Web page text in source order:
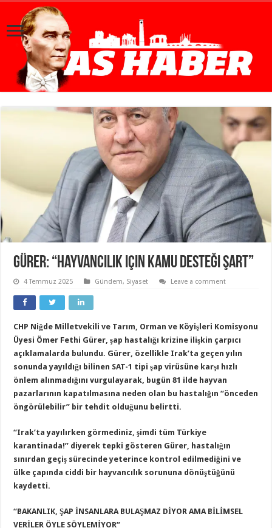
Gürer: “Hayvancılık için kamu desteği şart”
4 Temmuz 2025 Gündem, Siyaset Leave a comment
CHP Niğde Milletvekili ve Tarım, Orman ve Köyişleri Komisyonu
Üyesi Ömer Fethi Gürer, şap hastalığı krizine ilişkin çarpıcı
açıklamalarda bulundu. Gürer, özellikle Irak’ta geçen yılın
sonunda yayıldığı bilinen SAT-1 tipi şap virüsüne karşı hızlı
önlem alınmadığını vurgulayarak, bugün 81 ilde hayvan
pazarlarının kapatılmasına neden olan bu hastalığın “önceden
öngörülebilir” bir tehdit olduğunu belirtti.
“Irak’ta yayılırken görmediniz, şimdi tüm Türkiye
karantinada!” diyerek tepki gösteren Gürer, hastalığın
sınırdan geçiş sürecinde yeterince kontrol edilmediğini ve
ülke çapında ciddi bir hayvancılık sorununa dönüştüğünü
kaydetti.
“BAKANLIK, ŞAP İNSANLARA BULAŞMAZ DİYOR AMA BİLİMSEL
VERİLER ÖYLE SÖYLEMİYOR”